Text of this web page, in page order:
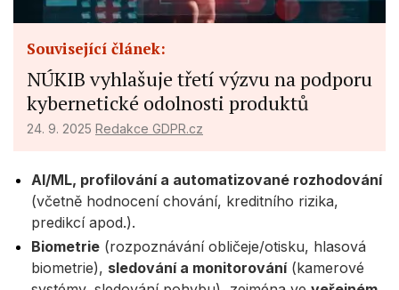
Související článek:
NÚKIB vyhlašuje třetí výzvu na podporu
kybernetické odolnosti produktů
24. 9. 2025 Redakce GDPR.cz
AI/ML, profilování a automatizované rozhodování
(včetně hodnocení chování, kreditního rizika,
predikcí apod.).
Biometrie (rozpoznávání obličeje/otisku, hlasová
biometrie), sledování a monitorování(kamerové